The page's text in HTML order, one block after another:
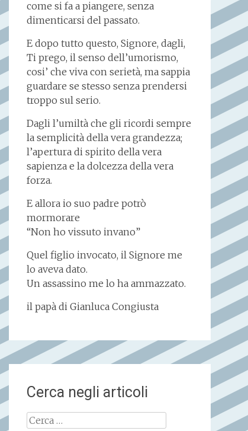
come si fa a piangere, senza
dimenticarsi del passato.
E dopo tutto questo, Signore, dagli,
Ti prego, il senso dell’umorismo,
cosi’ che viva con serietà, ma sappia
guardare se stesso senza prendersi
troppo sul serio.
Dagli l’umiltà che gli ricordi sempre
la semplicità della vera grandezza;
l’apertura di spirito della vera
sapienza e la dolcezza della vera
forza.
E allora io suo padre potrò
mormorare
“Non ho vissuto invano”
Quel figlio invocato, il Signore me
lo aveva dato.
Un assassino me lo ha ammazzato.
il papà di Gianluca Congiusta
Cerca negli articoli
Ricerca